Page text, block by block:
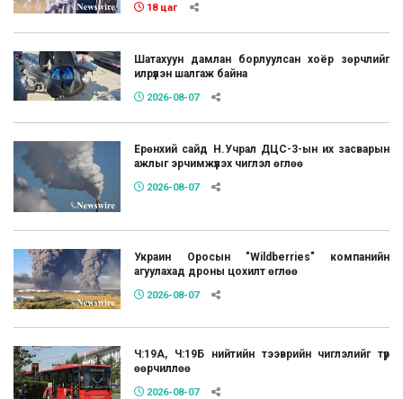
18 цаг
Шатахуун дамлан борлуулсан хоёр зөрчлийг
илрүүлэн шалгаж байна
2026-08-07
Ерөнхий сайд Н.Учрал ДЦС-3-ын их засварын
ажлыг эрчимжүүлэх чиглэл өглөө
2026-08-07
Украин Оросын "Wildberries" компанийн
агуулахад дроны цохилт өглөө
2026-08-07
Ч:19А, Ч:19Б нийтийн тээврийн чиглэлийг түр
өөрчиллөө
2026-08-07